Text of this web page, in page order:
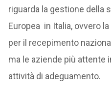
riguarda la gestione della
Europea in Italia, ovvero
per il recepimento
ma le aziende più attente
attività di adeguamento.